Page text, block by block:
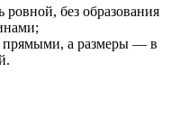
ровной, без образования
прямыми, а размеры — в